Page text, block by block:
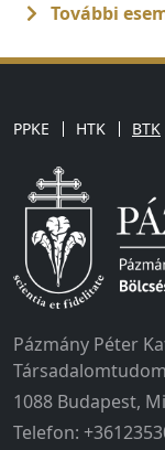
További
PPKE HTK BTK
Pázmány Péter
1088 Budapest,
Telefon: